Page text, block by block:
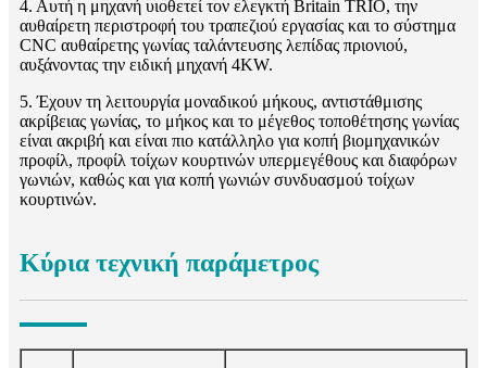
4. Αυτή η μηχανή υιοθετεί τον ελεγκτή Britain TRIO, την
αυθαίρετη περιστροφή του τραπεζιού εργασίας και το σύστημα
CNC αυθαίρετης γωνίας ταλάντευσης λεπίδας πριονιού,
αυξάνοντας την ειδική μηχανή 4KW.
5. Έχουν τη λειτουργία μοναδικού μήκους, αντιστάθμισης
ακρίβειας γωνίας, το μήκος και το μέγεθος τοποθέτησης γωνίας
είναι ακριβή και είναι πιο κατάλληλο για κοπή βιομηχανικών
προφίλ, προφίλ τοίχων κουρτινών υπερμεγέθους και διαφόρων
γωνιών, καθώς και για κοπή γωνιών συνδυασμού τοίχων
κουρτινών.
Κύρια τεχνική παράμετρος